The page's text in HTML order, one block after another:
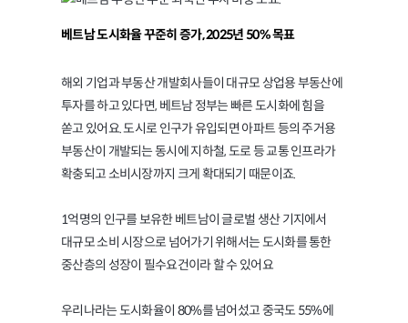
베트남 도시화율 꾸준히 증가, 2025년 50% 목표
해외 기업과 부동산 개발회사들이 대규모 상업용 부동산에
투자를 하고 있다면, 베트남 정부는 빠른 도시화에 힘을
쏟고 있어요. 도시로 인구가 유입되면 아파트 등의 주거용
부동산이 개발되는 동시에 지하철, 도로 등 교통 인프라가
확충되고 소비시장까지 크게 확대되기 때문이죠.
1억명의 인구를 보유한 베트남이 글로벌 생산 기지에서
대규모 소비 시장으로 넘어가기 위해서는 도시화를 통한
중산층의 성장이 필수요건이라 할 수 있어요
우리나라는 도시화율이 80%를 넘어섰고 중국도 55%에